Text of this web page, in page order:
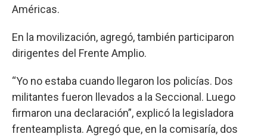
Américas.
En la movilización, agregó, también participaron
dirigentes del Frente Amplio.
“Yo no estaba cuando llegaron los policías. Dos
militantes fueron llevados a la Seccional. Luego
firmaron una declaración”, explicó la legisladora
frenteamplista. Agregó que, en la comisaría, dos